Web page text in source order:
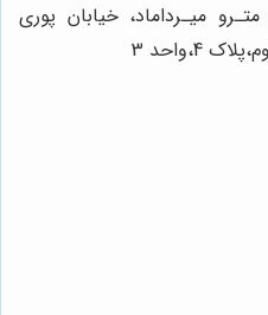
میـرداماد، خیابان پوری
3